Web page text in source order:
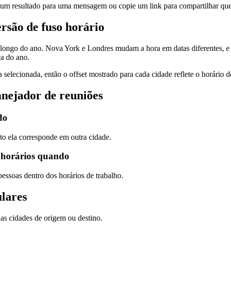
resultado para uma mensagem ou copie um link para compartilhar
de fuso horário
do ano. Nova York e Londres mudam a hora em datas diferentes,
do ano.
então o offset mostrado para cada cidade reflete o horário
de reuniões
ela corresponde em outra cidade.
quando
dentro dos horários de trabalho.
cidades de origem ou destino.